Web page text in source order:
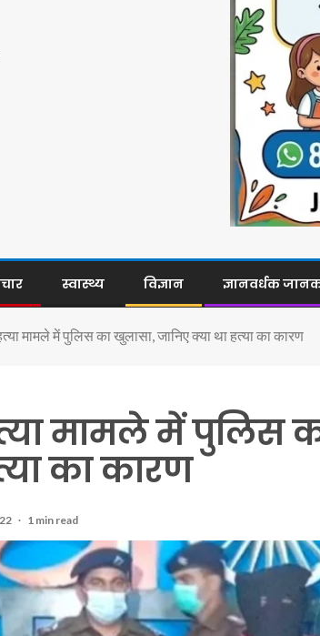
स्वास्थ्य विज्ञान ज्ञानवर्धक
मामले में पुलिस का खुलासा, जानिए क्या था हत्या का कारण
मामले में पुलिस
का कारण
1 min read